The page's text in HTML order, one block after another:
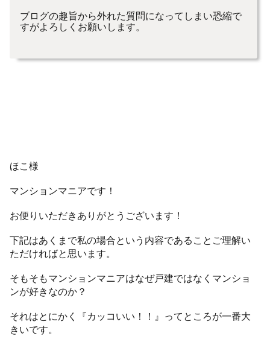
ブログの趣旨から外れた質問になってしまい恐縮で
すがよろしくお願いします。
ほこ様
マンションマニアです！
お便りいただきありがとうございます！
下記はあくまで私の場合という内容であることご理解い
ただければと思います。
そもそもマンションマニアはなぜ戸建ではなくマンショ
ンが好きなのか？
それはとにかく『カッコいい！！』ってところが一番大
きいです。